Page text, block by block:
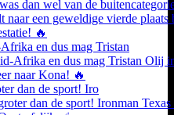
en dus mag Tristan
dan de sport! Iro